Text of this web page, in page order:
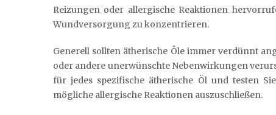
Reizungen oder allergische Reaktionen
Wundversorgung zu konzentrieren.
Generell sollten ätherische Öle immer verdünnt
oder andere unerwünschte Nebenwirkungen
für jedes spezifische ätherische Öl und testen
mögliche allergische Reaktionen auszuschließen.